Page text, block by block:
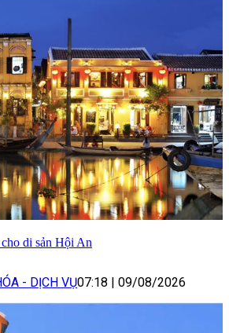
di sản Hội An
- DỊCH VỤ07:18 09/08/2026